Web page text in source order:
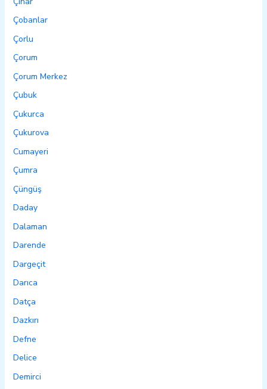
Çobanlar
Çorlu
Çorum
Çorum Merkez
Çubuk
Çukurca
Çukurova
Cumayeri
Çumra
Çüngüş
Daday
Dalaman
Darende
Dargeçit
Darıca
Datça
Dazkırı
Defne
Delice
Demirci